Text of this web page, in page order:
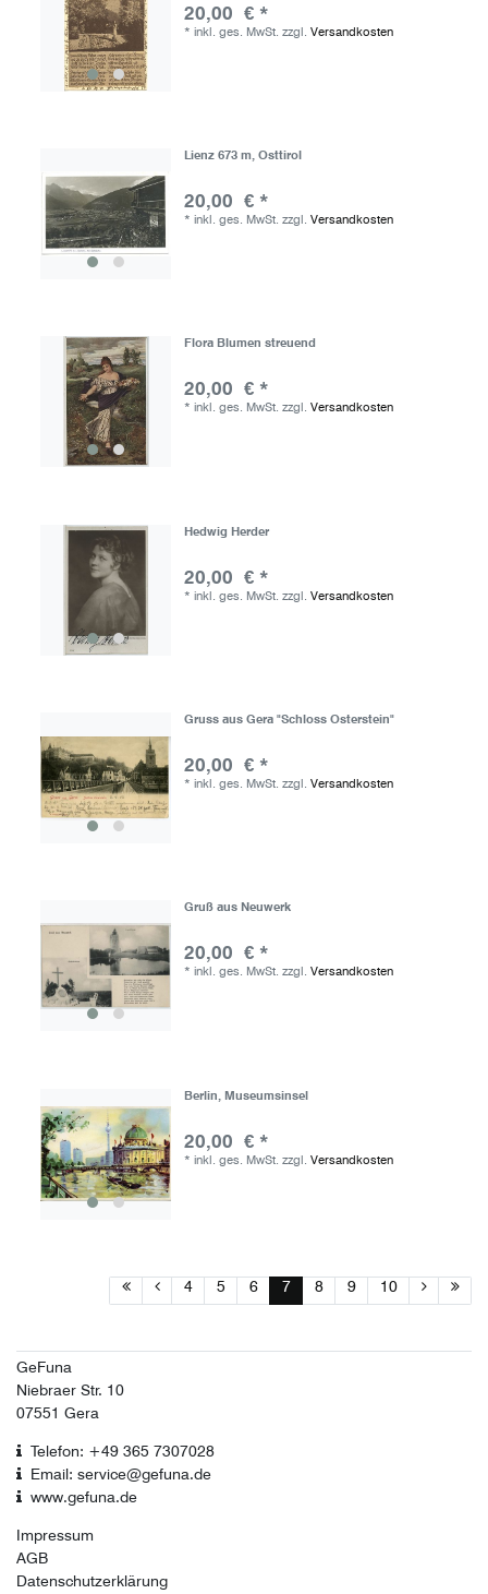
20,00 € *
* inkl. ges. MwSt. zzgl. Versandkosten
Lienz 673 m, Osttirol
20,00 € *
* inkl. ges. MwSt. zzgl. Versandkosten
Flora Blumen streuend
20,00 € *
* inkl. ges. MwSt. zzgl. Versandkosten
Hedwig Herder
20,00 € *
* inkl. ges. MwSt. zzgl. Versandkosten
Gruss aus Gera "Schloss Osterstein"
20,00 € *
* inkl. ges. MwSt. zzgl. Versandkosten
Gruß aus Neuwerk
20,00 € *
* inkl. ges. MwSt. zzgl. Versandkosten
Berlin, Museumsinsel
20,00 € *
* inkl. ges. MwSt. zzgl. Versandkosten
4 5 6 7 8 9 10
GeFuna
Niebraer Str. 10
07551 Gera
Telefon: +49 365 7307028
Email: service@gefuna.de
www.gefuna.de
Impressum
AGB
Datenschutzerklärung